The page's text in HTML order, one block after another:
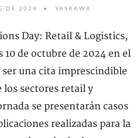
DE 2024 YASKAWA
Day: Retail & Logistics,
10 de octubre de 2024 en el
una cita imprescindible
los sectores retail y
se presentarán casos
realizadas para la